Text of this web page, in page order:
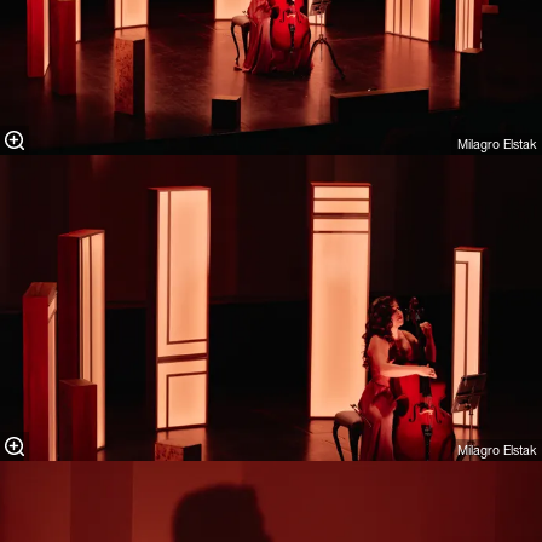
Milagro Elstak
Milagro Elstak